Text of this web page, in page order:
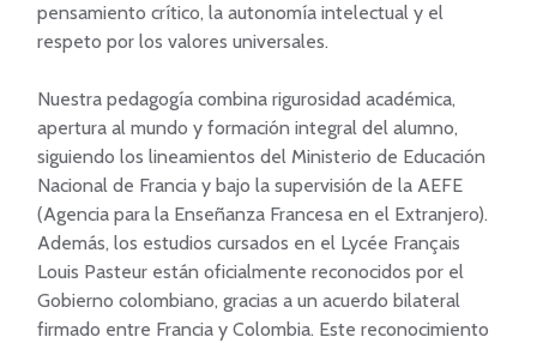
pensamiento crítico, la autonomía intelectual y el
respeto por los valores universales.
Nuestra pedagogía combina rigurosidad académica,
apertura al mundo y formación integral del alumno,
siguiendo los lineamientos del Ministerio de Educación
Nacional de Francia y bajo la supervisión de la AEFE
(Agencia para la Enseñanza Francesa en el Extranjero).
Además, los estudios cursados en el Lycée Français
Louis Pasteur están oficialmente reconocidos por el
Gobierno colombiano, gracias a un acuerdo bilateral
firmado entre Francia y Colombia. Este reconocimiento